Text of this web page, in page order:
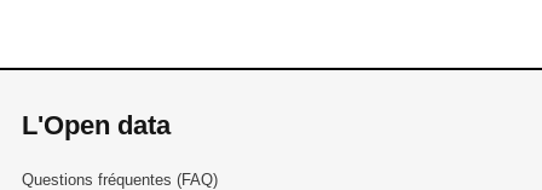
L'Open data
Questions fréquentes (FAQ)